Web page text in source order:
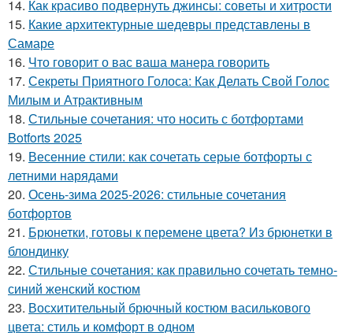
14. Как красиво подвернуть джинсы: советы и хитрости
15. Какие архитектурные шедевры представлены в
Самаре
16. Что говорит о вас ваша манера говорить
17. Секреты Приятного Голоса: Как Делать Свой Голос
Милым и Атрактивным
18. Стильные сочетания: что носить с ботфортами
Botforts 2025
19. Весенние стили: как сочетать серые ботфорты с
летними нарядами
20. Осень-зима 2025-2026: стильные сочетания
ботфортов
21. Брюнетки, готовы к перемене цвета? Из брюнетки в
блондинку
22. Стильные сочетания: как правильно сочетать темно-
синий женский костюм
23. Восхитительный брючный костюм василькового
цвета: стиль и комфорт в одном